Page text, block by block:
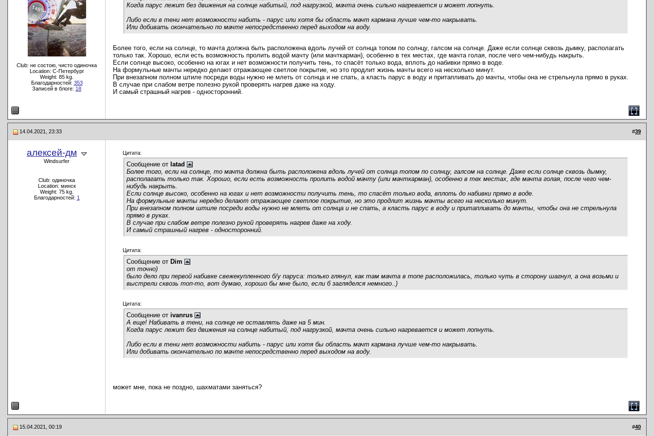
Club: не состою, чисто одиночка
Location: C-Петербург
Weight: 85 kg.
Благодарностей: 353
Записей в блоге: 18
Когда парус лежит без движения на солнце набитый, под нагрузкой, мачта очень сильно нагревается и может лопнуть.
Либо если в тени нет возможности набить - парус или хотя бы область мачт кармана лучше чем-то накрывать.
Или добивать окончательно по мачте непосредственно перед выходом на воду.
Более того, если на солнце, то мачта должна быть расположена вдоль лучей от солнца топом по солнцу, галсом на солнце. Даже если солнце сквозь дымку, располагать
только так. Хорошо, если есть возможность пролить водой мачту (или мачткарман), особенно в тех местах, где мачта голая, после чего чем-нибудь накрыть.
Если солнце высоко, особенно на югах и нет возможности получить тень, то спасёт только вода, вплоть до набивки прямо в воде.
На формульные мачты нередко делают отражающее светлое покрытие, но это продлит жизнь мачты всего на несколько минут.
При внезапном полном штиле посреди воды нужно не млеть от солнца и не спать, а класть парус в воду и притапливать до мачты, чтобы она не стрельнула прямо в руках.
В случае при слабом ветре полезно рукой проверять нагрев даже на ходу.
И самый страшный нагрев - односторонний.
14.04.2021, 23:33 #39
алексей-дм
Windsurfer
Club: одиночка
Location: минск
Weight: 75 kg.
Благодарностей: 1
Цитата:
Сообщение от latad
Более того, если на солнце, то мачта должна быть расположена вдоль лучей от солнца топом по солнцу, галсом на солнце. Даже если солнце сквозь дымку,
располагать только так. Хорошо, если есть возможность пролить водой мачту (или мачткарман), особенно в тех местах, где мачта голая, после чего чем-
нибудь накрыть.
Если солнце высоко, особенно на югах и нет возможности получить тень, то спасёт только вода, вплоть до набивки прямо в воде.
На формульные мачты нередко делают отражающее светлое покрытие, но это продлит жизнь мачты всего на несколько минут.
При внезапном полном штиле посреди воды нужно не млеть от солнца и не спать, а класть парус в воду и притапливать до мачты, чтобы она не стрельнула
прямо в руках.
В случае при слабом ветре полезно рукой проверять нагрев даже на ходу.
И самый страшный нагрев - односторонний.
Цитата:
Сообщение от Dim
от точно)
было дело при первой набивке свежекупленного б/у паруса: только глянул, как там мачта в топе расположилась, только чуть в сторону шагнул, а она возьми и
выстрели сквозь топ-то, вот думаю, хорошо бы мне было, если б загляделся немного..)
Цитата:
Сообщение от ivanrus
А еще! Набивать в тени, на солнце не оставлять даже на 5 мин.
Когда парус лежит без движения на солнце набитый, под нагрузкой, мачта очень сильно нагревается и может лопнуть.
Либо если в тени нет возможности набить - парус или хотя бы область мачт кармана лучше чем-то накрывать.
Или добивать окончательно по мачте непосредственно перед выходом на воду.
может мне, пока не поздно, шахматами заняться?
15.04.2021, 00:19 #40